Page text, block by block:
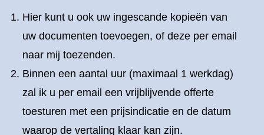
Hier kunt u ook uw ingescande kopieën van
uw documenten toevoegen, of deze per email
naar mij toezenden.
Binnen een aantal uur (maximaal 1 werkdag)
zal ik u per email een vrijblijvende offerte
toesturen met een prijsindicatie en de datum
waarop de vertaling klaar kan zijn.